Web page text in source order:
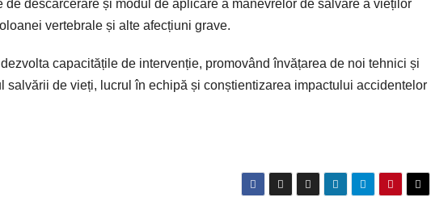
descarcerare și modul de aplicare a manevrelor de salvare a vieților
vertebrale și alte afecțiuni grave.
capacitățile de intervenție, promovând învățarea de noi tehnici și
salvării de vieți, lucrul în echipă și conștientizarea impactului accidentelor